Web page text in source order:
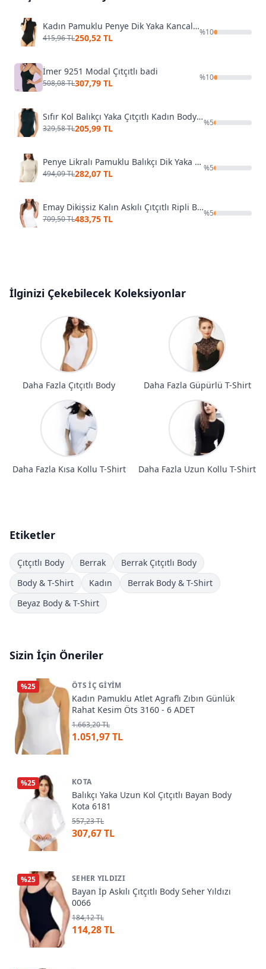
Kadın Pamuklu Penye Dik Yaka Kancalı Çıtçıtlı Body Özkan 0627
415,96 TL250,52 TL
%10
İmer 9251 Modal Çıtçıtlı badi
508,08 TL307,79 TL
%10
Sıfır Kol Balıkçı Yaka Çıtçıtlı Kadın Body Kota 6184
329,58 TL205,99 TL
%5
Penye Likralı Pamuklu Balıkçı Dik Yaka Uzun Kollu Kancalı Çıtçıtlı Örme Body Özkan 0614
494,09 TL282,07 TL
%5
Emay Dikişsiz Kalın Askılı Çıtçıtlı Ripli Body 1924
709,50 TL483,75 TL
%5
İlginizi Çekebilecek Koleksiyonlar
Daha Fazla Çıtçıtlı Body Daha Fazla Güpürlü T-Shirt
Daha Fazla Kısa Kollu T-Shirt Daha Fazla Uzun Kollu T-Shirt
Etiketler
Çıtçıtlı Body Berrak
Berrak Çıtçıtlı Body
Body & T-Shirt
Kadın
Berrak Body & T-Shirt
Beyaz Body & T-Shirt
Sizin İçin Öneriler
%25 ÖTS İÇ GIYIM
Kadın Pamuklu Atlet Agraflı Zıbın Günlük
Rahat Kesim Öts 3160 - 6 ADET
1.663,20 TL
1.051,97 TL
%25 KOTA
Balıkçı Yaka Uzun Kol Çıtçıtlı Bayan Body
Kota 6181
557,23 TL
307,67 TL
%25 SEHER YILDIZI
Bayan İp Askılı Çıtçıtlı Body Seher Yıldızı
0066
184,12 TL
114,28 TL